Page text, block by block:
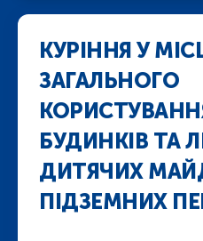
КУРІННЯ У
ЗАГАЛЬНОГО
БУДИНКІВ ТА
ДИТЯЧИХ
ПІДЗЕМНИХ